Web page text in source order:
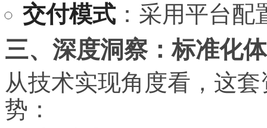
交付模式：采用平台配
三、深度洞察：标准化
从技术实现角度看，这
势：